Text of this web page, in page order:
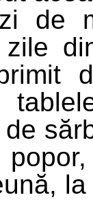
de